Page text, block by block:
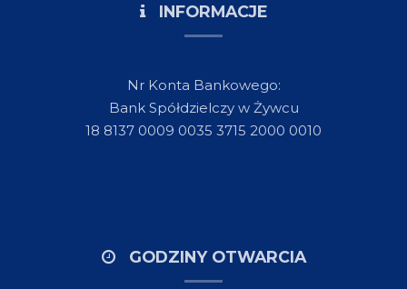
INFORMACJE
Nr Konta Bankowego:
Bank Spółdzielczy w Żywcu
18 8137 0009 0035 3715 2000 0010
GODZINY OTWARCIA